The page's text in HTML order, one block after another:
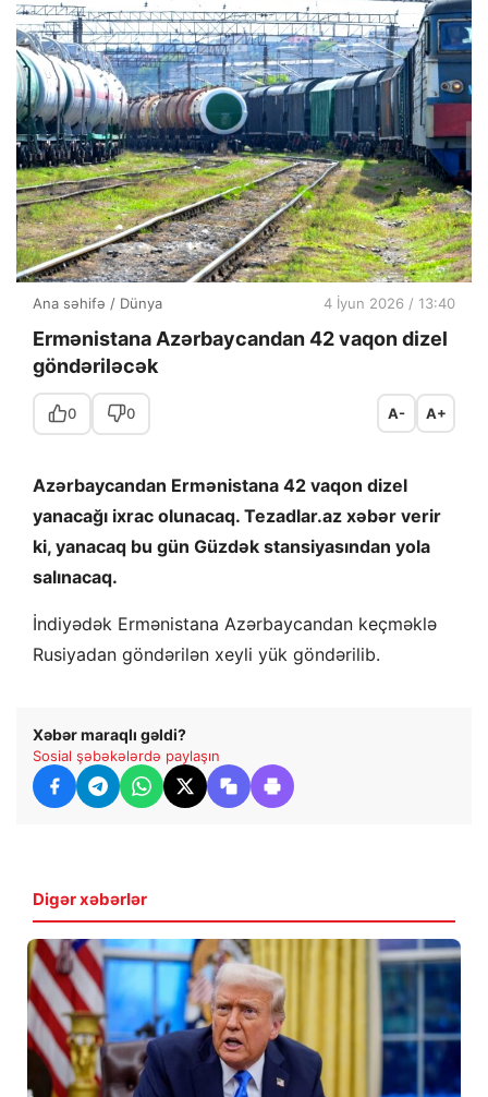
Ana səhifə / Dünya 4 İyun 2026 / 13:40
Ermənistana Azərbaycandan 42 vaqon dizel
göndəriləcək
0 0 A- A+
Azərbaycandan Ermənistana 42 vaqon dizel
yanacağı ixrac olunacaq. Tezadlar.az xəbər verir
ki, yanacaq bu gün Güzdək stansiyasından yola
salınacaq.
İndiyədək Ermənistana Azərbaycandan keçməklə
Rusiyadan göndərilən xeyli yük göndərilib.
Xəbər maraqlı gəldi?
Sosial şəbəkələrdə paylaşın
Digər xəbərlər